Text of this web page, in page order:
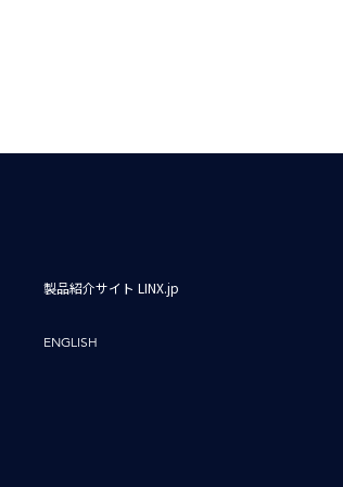
製品紹介サイト LINX.jp
ENGLISH